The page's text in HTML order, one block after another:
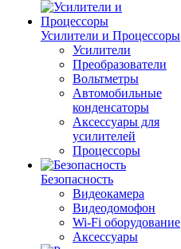
Усилители и Процессоры
Усилители
Преобразователи
Вольтметры
Автомобильные
конденсаторы
Аксессуары для
усилителей
Процессоры
Безопасность
Видеокамера
Видеодомофон
Wi-Fi оборудование
Аксессуары